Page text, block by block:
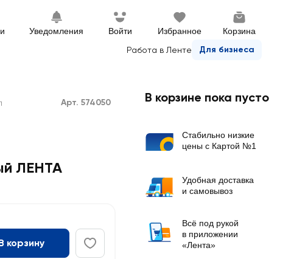
Уведомления Войти Избранное Корзина
Работа в Ленте Для бизнеса
Арт. 574050
ЛЕНТА
корзину
В корзине пока пусто
Стабильно низкие
цены с Картой №1
Удобная доставка
и самовывоз
Всё под рукой
в приложении
«Лента»